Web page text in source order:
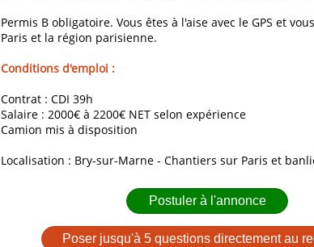
Permis B obligatoire. Vous êtes à l'aise avec le GPS et
Paris et la région parisienne.
Conditions d'emploi :
Contrat : CDI 39h
Salaire : 2000€ à 2200€ NET selon expérience
Camion mis à disposition
Localisation : Bry-sur-Marne - Chantiers sur Paris et
Postuler à l'annonce
Poser jusqu'à 5 questions directement au